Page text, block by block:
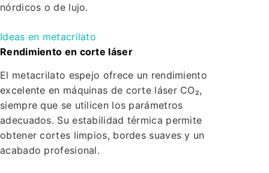
nórdicos o de lujo.
Ideas en metacrilato
Rendimiento en corte láser
El metacrilato espejo ofrece un rendimiento
excelente en máquinas de corte láser CO₂,
siempre que se utilicen los parámetros
adecuados. Su estabilidad térmica permite
obtener cortes limpios, bordes suaves y un
acabado profesional.